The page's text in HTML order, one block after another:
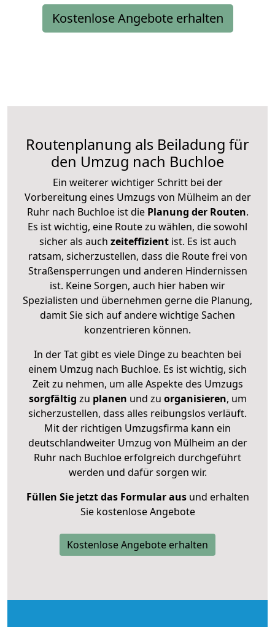
Kostenlose Angebote erhalten
Routenplanung als Beiladung für
den Umzug nach Buchloe
Ein weiterer wichtiger Schritt bei der
Vorbereitung eines Umzugs von Mülheim an der
Ruhr nach Buchloe ist diePlanung der Routen.
Es ist wichtig, eine Route zu wählen, die sowohl
sicher als auch zeiteffizientist. Es ist auch
ratsam, sicherzustellen, dass die Route frei von
Straßensperrungen und anderen Hindernissen
ist. Keine Sorgen, auch hier haben wir
Spezialisten und übernehmen gerne die Planung,
damit Sie sich auf andere wichtige Sachen
konzentrieren können.
In der Tat gibt es viele Dinge zu beachten bei
einem Umzug nach Buchloe. Es ist wichtig, sich
Zeit zu nehmen, um alle Aspekte des Umzugs
sorgfältig zu planen und zu organisieren, um
sicherzustellen, dass alles reibungslos verläuft.
Mit der richtigen Umzugsfirma kann ein
deutschlandweiter Umzug von Mülheim an der
Ruhr nach Buchloe erfolgreich durchgeführt
werden und dafür sorgen wir.
Füllen Sie jetzt das Formular ausund erhalten
Sie kostenlose Angebote
Kostenlose Angebote erhalten